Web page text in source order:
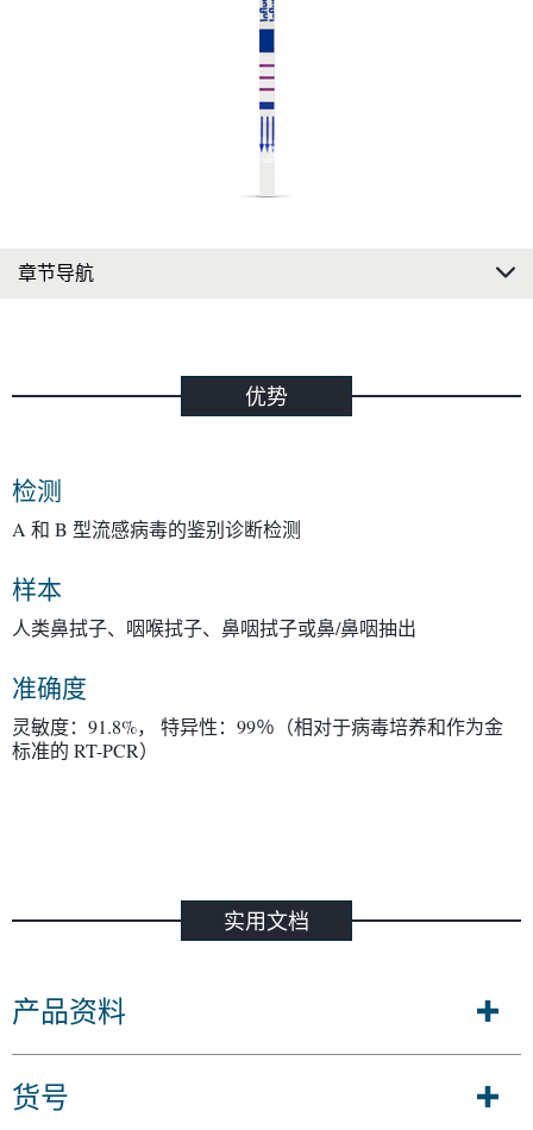
章节导航
优势
检测
A 和 B 型流感病毒的鉴别诊断检测
样本
人类鼻拭子、咽喉拭子、鼻咽拭子或鼻/鼻咽抽出
准确度
灵敏度：91.8%， 特异性：99％（相对于病毒培养和作为金
标准的 RT-PCR）
实用文档
产品资料
货号